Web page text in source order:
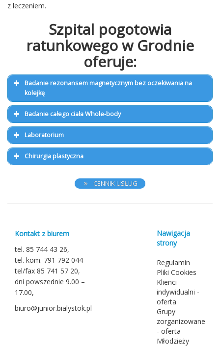
z leczeniem.
Szpital pogotowia
ratunkowego w Grodnie
oferuje:
Badanie rezonansem magnetycznym bez oczekiwania na
kolejkę
nowoczesne technologie (rezonans
magnetyczny Philips Intera, 1,5 T
najlepszy stosunek jakości do ceny
można wybrać dogodny dzień i godzinę
czas oczekiwania na wynik około 1-2 godzin
Badanie całego ciała Whole-body
Laboratorium
pobieramy całą gamę badań, zarówno tych
podstawowych, jak i specjalistycznych
można wybrać dogodny dzień i godzinę
badania
diagnostyka anemii
Chirurgia plastyczna
powiększanie piersi od 500 USD; zmniejszenie
liposukcja od 130 USD
operacja powiek górnych i dolnych od 200 USD
znakomici specjaliści
najlepszy stosunek jakości do ceny
CENNIK USŁUG
Kontakt z biurem
tel. 85 744 43 26,
tel. kom. 791 792 044
tel/fax 85 741 57 20,
dni powszednie 9.00 –
17.00,
biuro@junior.bialystok.pl
Nawigacja
strony
Regulamin
Pliki Cookies
Klienci
indywidualni -
oferta
Grupy
zorganizowane
- oferta
Młodzieży